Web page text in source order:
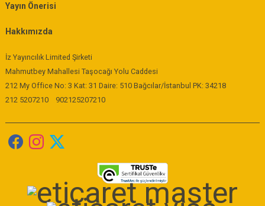
Yayın Önerisi
Hakkımızda
İz Yayıncılık Limited Şirketi
Mahmutbey Mahallesi Taşocağı Yolu Caddesi
212 My Office No: 3 Kat: 31 Daire: 510 Bağcılar/İstanbul PK: 34218
212 5207210
902125207210